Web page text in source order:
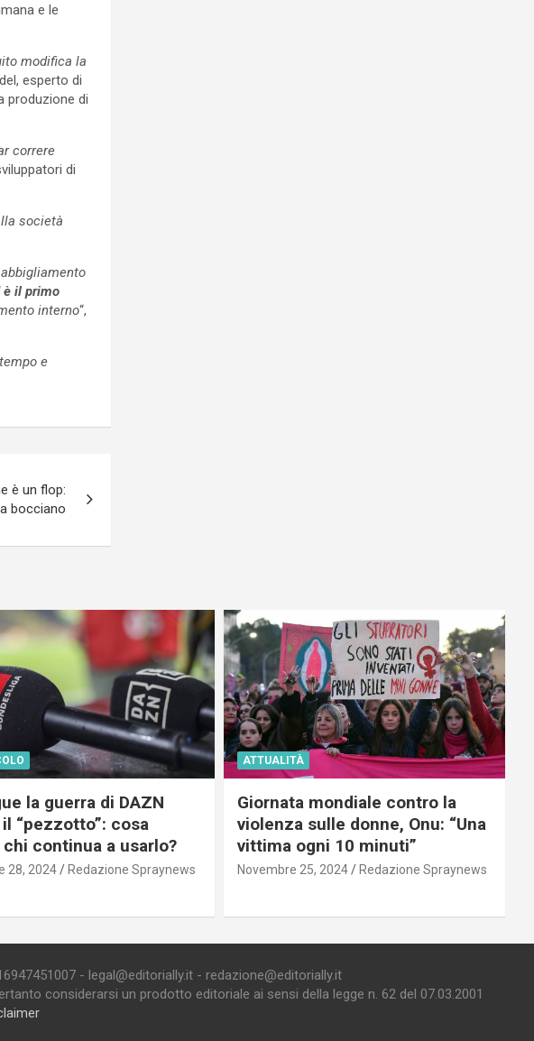
e le
modifica la
esperto di
produzione di
correre
di
società
è il primo
interno“,
e
è un flop:
bocciano
la guerra di DAZN
“pezzotto”: cosa
continua a usarlo?
28, 2024 Redazione Spraynews
ATTUALITÀ
Giornata mondiale contro la
violenza sulle donne, Onu: “Una
vittima ogni 10 minuti”
Novembre 25, 2024 Redazione Spraynews
- legal@editorially.it - redazione@editorially.it
considerarsi un prodotto editoriale ai sensi della legge n. 62 del 07.03.2001